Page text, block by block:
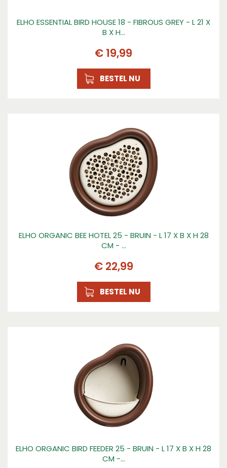
ELHO ESSENTIAL BIRD HOUSE 18 - FIBROUS GREY - L 21 X
B X H…
€ 19,99
BESTEL NU
ELHO ORGANIC BEE HOTEL 25 - BRUIN - L 17 X B X H 28
CM - …
€ 22,99
BESTEL NU
ELHO ORGANIC BIRD FEEDER 25 - BRUIN - L 17 X B X H 28
CM -…